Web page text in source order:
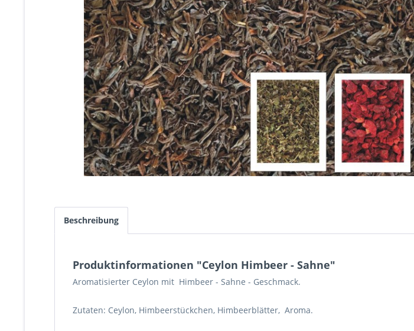
Beschreibung
Produktinformationen "Ceylon Himbeer - Sahne"
Aromatisierter Ceylon mit Himbeer - Sahne - Geschmack.
Zutaten: Ceylon, Himbeerstückchen, Himbeerblätter, Aroma.